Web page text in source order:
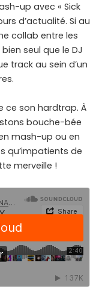
up avec « Sick
d’actualité. Si au
collab entre les
bien seul que le DJ
track au sein d’un
ce son hardtrap. À
bouche-bée
mash-up ou en
qu’impatients de
merveille !